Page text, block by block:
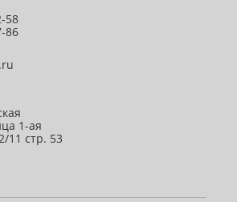
58
86
1-ая
11 стр. 53